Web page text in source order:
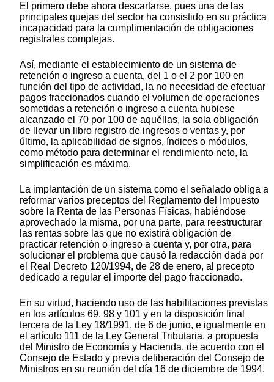
El primero debe ahora descartarse, pues una de las
principales quejas del sector ha consistido en su práctica
incapacidad para la cumplimentación de obligaciones
registrales complejas.
Así, mediante el establecimiento de un sistema de
retención o ingreso a cuenta, del 1 o el 2 por 100 en
función del tipo de actividad, la no necesidad de efectuar
pagos fraccionados cuando el volumen de operaciones
sometidas a retención o ingreso a cuenta hubiese
alcanzado el 70 por 100 de aquéllas, la sola obligación
de llevar un libro registro de ingresos o ventas y, por
último, la aplicabilidad de signos, índices o módulos,
como método para determinar el rendimiento neto, la
simplificación es máxima.
La implantación de un sistema como el señalado obliga a
reformar varios preceptos del Reglamento del Impuesto
sobre la Renta de las Personas Físicas, habiéndose
aprovechado la misma, por una parte, para reestructurar
las rentas sobre las que no existirá obligación de
practicar retención o ingreso a cuenta y, por otra, para
solucionar el problema que causó la redacción dada por
el Real Decreto 120/1994, de 28 de enero, al precepto
dedicado a regular el importe del pago fraccionado.
En su virtud, haciendo uso de las habilitaciones previstas
en los artículos 69, 98 y 101 y en la disposición final
tercera de la Ley 18/1991, de 6 de junio, e igualmente en
el artículo 111 de la Ley General Tributaria, a propuesta
del Ministro de Economía y Hacienda, de acuerdo con el
Consejo de Estado y previa deliberación del Consejo de
Ministros en su reunión del día 16 de diciembre de 1994,